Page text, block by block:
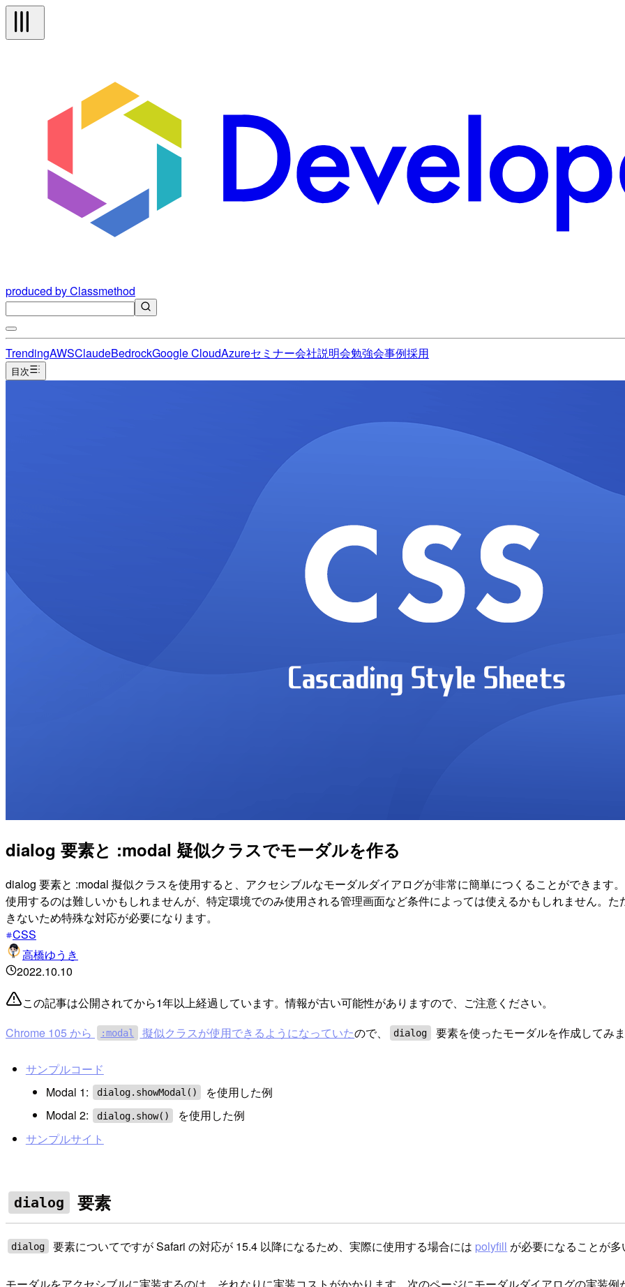
produced by Classmethod
TrendingAWSClaudeBedrockGoogle CloudAzureセミナー会社説明会勉強会事例採用
目次
dialog 要素と :modal 疑似クラスでモーダルを作る
dialog 要素と :modal 擬似クラスを使用すると、アクセシブルなモーダルダイアログが非常に簡単につくることができます
使用するのは難しいかもしれませんが、特定環境でのみ使用される管理画面など条件によっては使えるかもしれません。
きないため特殊な対応が必要になります。
CSS
高橋ゆうき
2022.10.10
この記事は公開されてから1年以上経過しています。情報が古い可能性がありますので、ご注意ください。
Chrome 105 から
:modal 擬似クラスが使用できるようになっていたので、 dialog 要素を使ったモーダルを作成してみま
サンプルコード
Modal 1:
dialog.showModal()
を使用した例
Modal 2:
dialog.show()
を使用した例
サンプルサイト
dialog 要素
dialog 要素についてですが Safari の対応が 15.4 以降になるため、実際に使用する場合には polyfill が必要になることが多
モーダルをアクセシブルに実装するのは、それなりに実装コストがかかります。次のページにモーダルダイアログの実装例